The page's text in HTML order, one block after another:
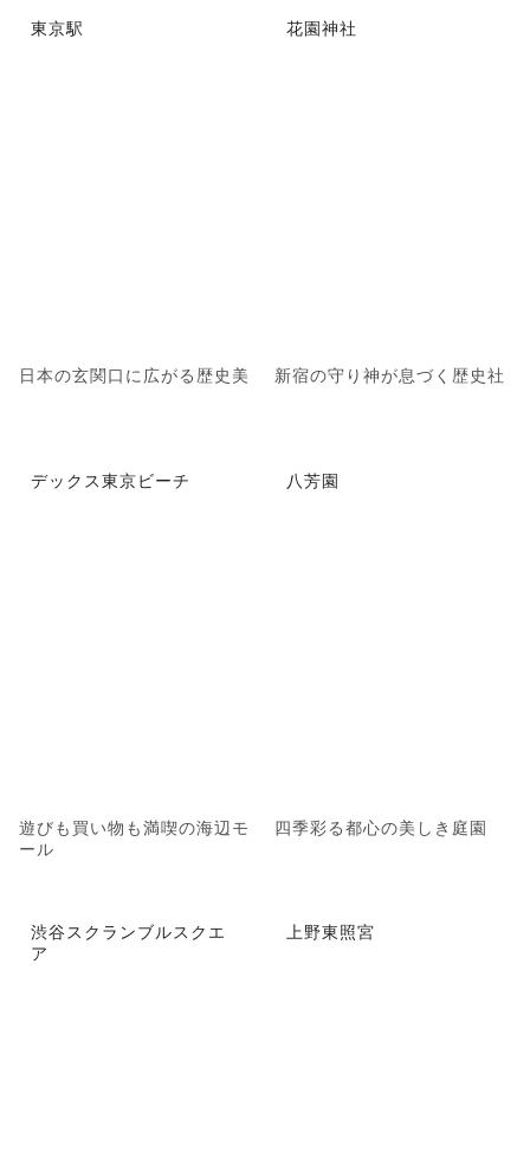
東京駅
日本の玄関口に広がる歴史美
花園神社
新宿の守り神が息づく歴史社
デックス東京ビーチ
遊びも買い物も満喫の海辺モ
ール
八芳園
四季彩る都心の美しき庭園
渋谷スクランブルスクエ
ア
上野東照宮